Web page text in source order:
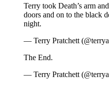
Terry took Death’s arm
doors and on to the black
night.
— Terry Pratchett
The End.
— Terry Pratchett